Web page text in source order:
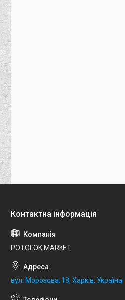
POTOLOK MARKET
вул. Морозова, 18, Харків, Україна